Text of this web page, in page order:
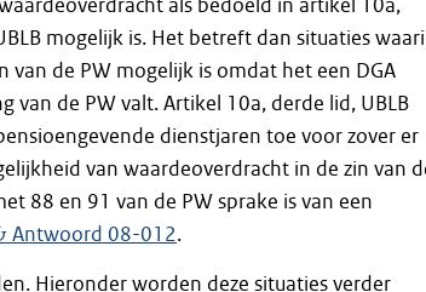
als bedoeld in artikel 10a,
mogelijk is. Het betreft dan situaties
van de PW mogelijk is omdat het een DGA
van de PW valt. Artikel 10a, derde lid, UBLB
dienstjaren toe voor zover er
van waardeoverdracht in de zin van
88 en 91 van de PW sprake is van een
Antwoord 08-012.
Hieronder worden deze situaties verder